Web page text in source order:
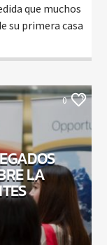
que muchos
su primera casa
0
LA